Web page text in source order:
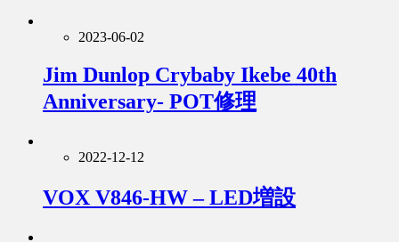
2023-06-02
Jim Dunlop Crybaby Ikebe 40th
Anniversary- POT修理
2022-12-12
VOX V846-HW – LED増設